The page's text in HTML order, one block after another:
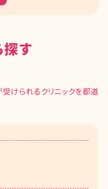
す
受けられるクリニックを都道